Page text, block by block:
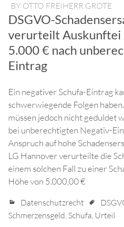
BY OTTO FREIHERR GROTE
DSGVO-
verurteilt Auskunftei
5.000 € nach
Eintrag
Ein negativer Schufa-Eintrag
schwerwiegende Folgen
müssen jedoch nicht geduldet
bei unberechtigten Negativ-
Anspruch auf hohe
LG Hannover verurteilte die
einem solchen Fall zu einer
Höhe von 5.000,00 €
Datenschutzrecht
Schmerzensgeld, Schufa, Urteil